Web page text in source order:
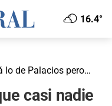
16.4°
lo de Palacios pero…
casi nadie